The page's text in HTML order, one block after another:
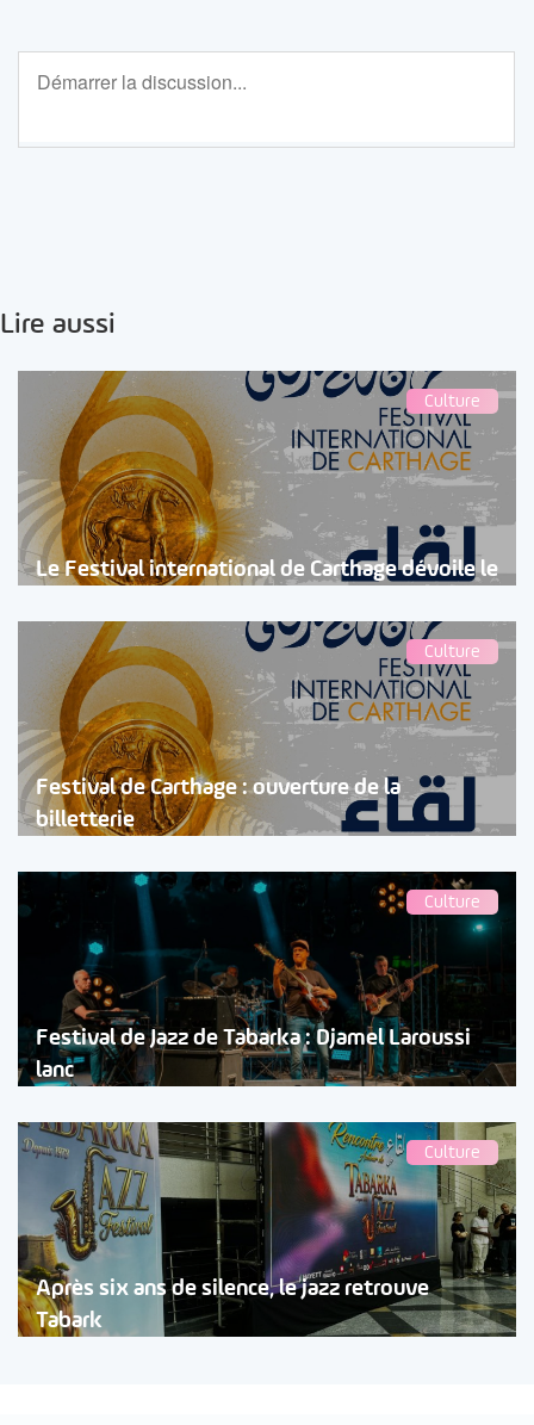
Lire aussi
Culture
Le Festival international de Carthage dévoile le
Culture
Festival de Carthage : ouverture de la
billetterie
Culture
Festival de Jazz de Tabarka : Djamel Laroussi
lanc
Culture
Après six ans de silence, le jazz retrouve
Tabark